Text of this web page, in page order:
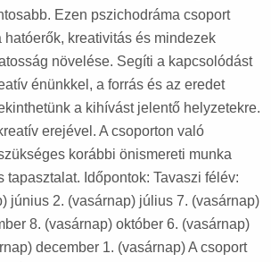
Ezen pszichodráma csoport
hatóerők, kreativitás és mindezek
növelése. Segíti a kapcsolódást
énünkkel, a forrás és az eredet
a kihívást jelentő helyzetekre.
erejével. A csoporton való
korábbi önismereti munka
tapasztalat. Időpontok: Tavaszi félév:
június 2. (vasárnap) július 7. (vasárnap)
8. (vasárnap) október 6. (vasárnap)
december 1. (vasárnap) A csoport